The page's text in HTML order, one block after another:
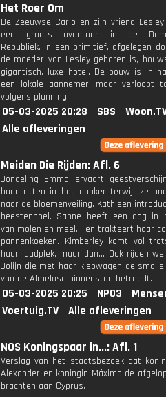
Het Roer Om
De Zeeuwse Carlo en zijn vriend
een groots avontuur in de
Republiek. In een primitief, afgelegen
de moeder van Lesley geboren is,
gigantisch, luxe hotel. De bouw is in
een lokale aannemer, maar verloopt
volgens planning.
05-03-2025 20:28 SBS
Alle afleveringen
Meiden Die Rijden: Afl. 6
Jongeling Emma ervaart
haar ritten in het donker terwijl ze
naar de bloemenveiling. Kathleen
beestenboel. Sanne heeft een dag in
van molen en meel... en trakteert haar
pannenkoeken. Kimberley komt vol
haar laadplek, maar dan... Ook rijden
Jolijn die met haar kiepwagen de
van de Almelose binnenstad betreedt.
05-03-2025 20:25 NPO3
Voertuig.TV
Alle afleveringen
NOS Koningspaar in...: Afl. 1
Verslag van het staatsbezoek dat
Alexander en koningin Máxima de
brachten aan Cyprus.